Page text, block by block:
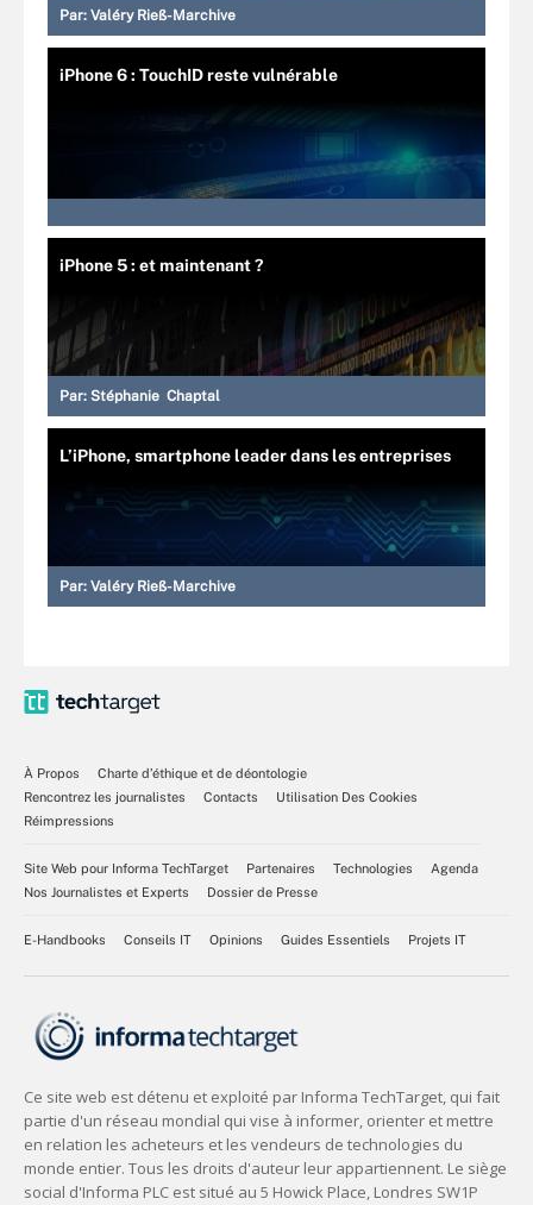
Par: Valéry Rieß-Marchive
iPhone 6 : TouchID reste vulnérable
iPhone 5 : et maintenant ?
Par: Stéphanie Chaptal
L’iPhone, smartphone leader dans les entreprises
Par: Valéry Rieß-Marchive
À Propos
Charte d’éthique et de déontologie
Rencontrez les journalistes
Contacts
Utilisation Des Cookies
Réimpressions
Site Web pour Informa TechTarget Partenaires Technologies
Agenda
Nos Journalistes et Experts
Dossier de Presse
E-Handbooks Conseils IT Opinions Guides Essentiels Projets IT